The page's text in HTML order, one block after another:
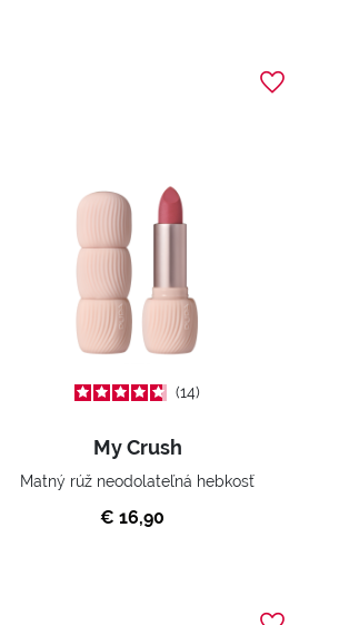
14
My Crush
Matný rúž neodolateľná hebkosť
€ 16,90